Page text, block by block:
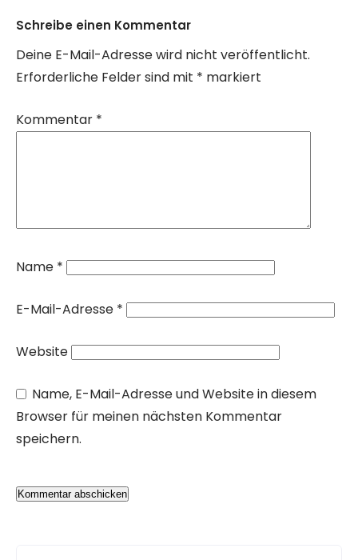
Schreibe einen Kommentar
Deine E-Mail-Adresse wird nicht veröffentlicht.
Erforderliche Felder sind mit * markiert
Kommentar *
Name *
E-Mail-Adresse *
Website
Name, E-Mail-Adresse und Website in diesem
Browser für meinen nächsten Kommentar
speichern.